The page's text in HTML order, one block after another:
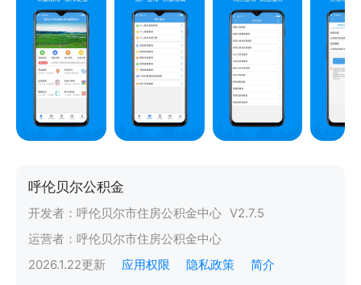
呼伦贝尔公积金
开发者： 呼伦贝尔市住房公积金中心 V2.7.5
运营者： 呼伦贝尔市住房公积金中心
2026.1.22更新 应用权限 隐私政策 简介